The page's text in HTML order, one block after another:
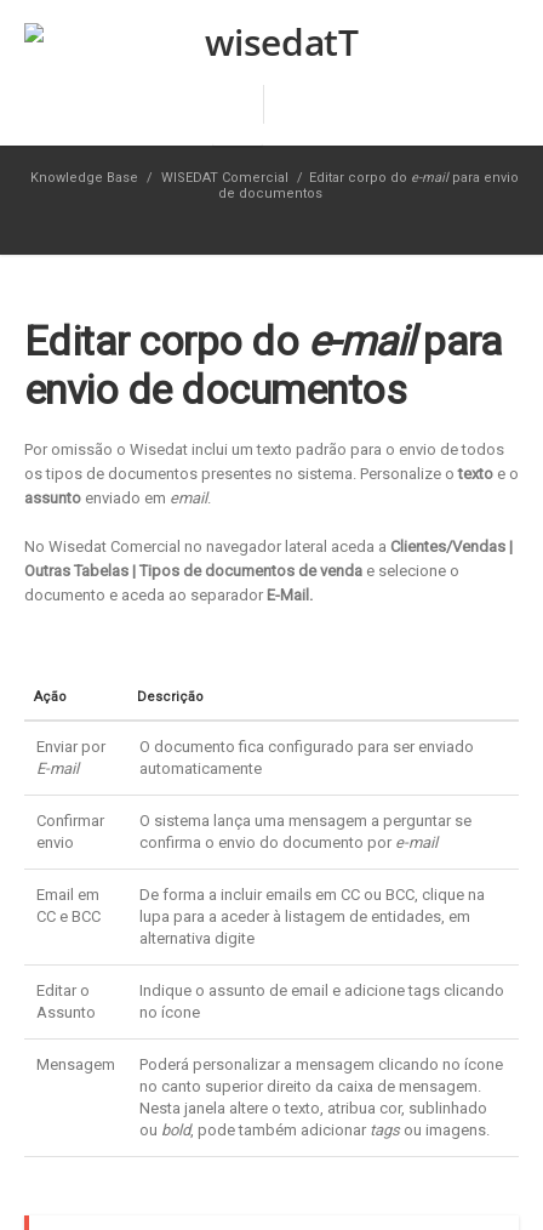
Knowledge Base / WISEDAT Comercial / Editar corpo do e-mailpara envio
de documentos
Editar corpo do e-mailpara
envio de documentos
Por omissão o Wisedat inclui um texto padrão para o envio de todos
os tipos de documentos presentes no sistema. Personalize otexto e o
assunto enviado em email.
No Wisedat Comercial no navegador lateral aceda a Clientes/Vendas |
Outras Tabelas | Tipos de documentos de venda e selecione o
documento e aceda ao separador E-Mail.
Ação Descrição
Enviar por
E-mail
O documento fica configurado para ser enviado
automaticamente
Confirmar
envio
O sistema lança uma mensagem a perguntar se
confirma o envio do documento por e-mail
Email em
CC e BCC
De forma a incluir emails em CC ou BCC, clique na
lupa para a aceder à listagem de entidades, em
alternativa digite
Editar o
Assunto
Indique o assunto de email e adicione tags clicando
no ícone
Mensagem
Poderá personalizar a mensagem clicando no ícone
no canto superior direito da caixa de mensagem.
Nesta janela altere o texto, atribua cor, sublinhado
ou bold, pode também adicionar tagsou imagens.